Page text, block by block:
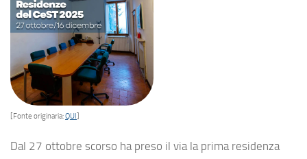
[Fonte originaria:QUI
Dal 27 ottobre scorso ha preso il via la prima residenza